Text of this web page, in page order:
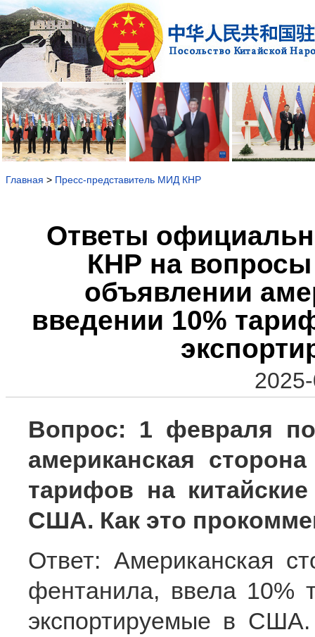
Главная > Пресс-представитель МИД КНР
Ответы
КНР на вопросы
объявлении
введении 10%
Вопрос: 1 февраля
американская
тарифов на
США. Как это
Ответ: Американская
фентанила, ввела 10%
экспортируемые в США.